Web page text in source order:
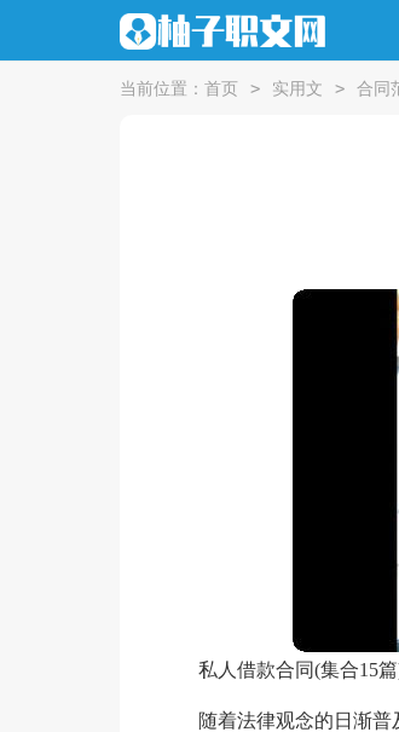
当前位置： 首页 > 实用文 > 合同
私人借款合同(集合15
随着法律观念的日渐